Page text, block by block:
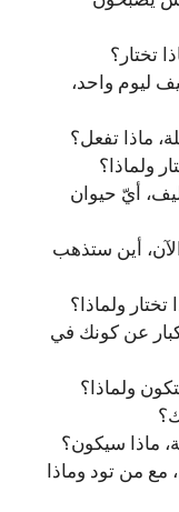
ليوم واحد،
أيّ حيوان
أين ستذهب
عن كونك في
مع من تود وماذا